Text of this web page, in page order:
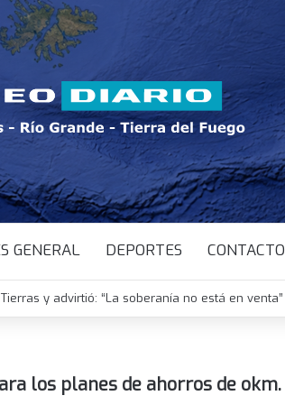
GENERAL DEPORTES CONTACTO
y advirtió: “La soberanía no está en venta”
los planes de ahorros de okm.